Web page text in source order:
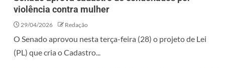
violência contra mulher
29/04/2026 Redação
O Senado aprovou nesta terça-feira (28) o projeto de Lei
(PL) que cria o Cadastro...